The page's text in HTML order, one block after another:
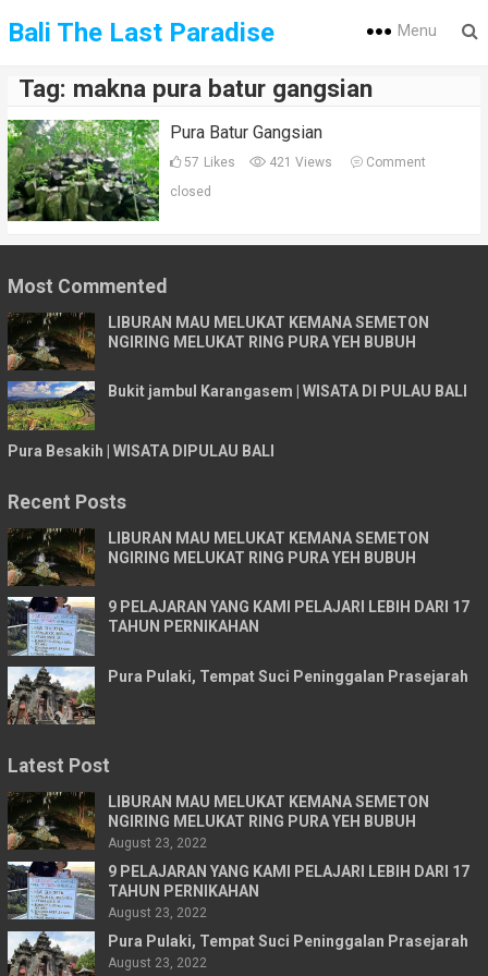
Bali The Last Paradise Menu
Tag: makna pura batur gangsian
Pura Batur Gangsian
57 Likes 421 Views
Comment
closed
Most Commented
LIBURAN MAU MELUKAT KEMANA SEMETON
NGIRING MELUKAT RING PURA YEH BUBUH
Bukit jambul Karangasem | WISATA DI PULAU BALI
Pura Besakih | WISATA DIPULAU BALI
Recent Posts
LIBURAN MAU MELUKAT KEMANA SEMETON
NGIRING MELUKAT RING PURA YEH BUBUH
9 PELAJARAN YANG KAMI PELAJARI LEBIH DARI 17
TAHUN PERNIKAHAN
Pura Pulaki, Tempat Suci Peninggalan Prasejarah
Latest Post
LIBURAN MAU MELUKAT KEMANA SEMETON
NGIRING MELUKAT RING PURA YEH BUBUH
August 23, 2022
9 PELAJARAN YANG KAMI PELAJARI LEBIH DARI 17
TAHUN PERNIKAHAN
August 23, 2022
Pura Pulaki, Tempat Suci Peninggalan Prasejarah
August 23, 2022